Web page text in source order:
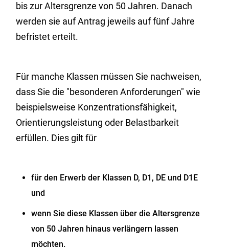
bis zur Altersgrenze von 50 Jahren. Danach
werden sie auf Antrag jeweils auf fünf Jahre
befristet erteilt.
Für manche Klassen müssen Sie nachweisen,
dass Sie die "besonderen Anforderungen" wie
beispielsweise Konzentrationsfähigkeit,
Orientierungsleistung oder Belastbarkeit
erfüllen. Dies gilt für
für den Erwerb der Klassen D, D1, DE und D1E
und
wenn Sie diese Klassen über die Altersgrenze
von 50 Jahren hinaus verlängern lassen
möchten.